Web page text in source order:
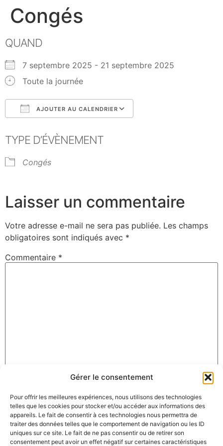
Gérer le consentement
Pour offrir les meilleures expériences, nous utilisons des technologies
telles que les cookies pour stocker et/ou accéder aux informations des
appareils. Le fait de consentir à ces technologies nous permettra de
traiter des données telles que le comportement de navigation ou les ID
uniques sur ce site. Le fait de ne pas consentir ou de retirer son
consentement peut avoir un effet négatif sur certaines caractéristiques
Congés
QUAND
7 septembre 2025 - 21 septembre 2025
Toute la journée
AJOUTER AU CALENDRIER
TYPE D’ÉVÈNEMENT
Congés
Laisser un commentaire
Votre adresse e-mail ne sera pas publiée. Les champs
obligatoires sont indiqués avec *
Commentaire *
E-mail*